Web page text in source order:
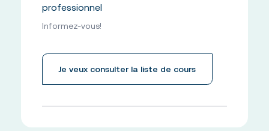
professionnel
Informez-vous!
Je veux consulter la liste de cours